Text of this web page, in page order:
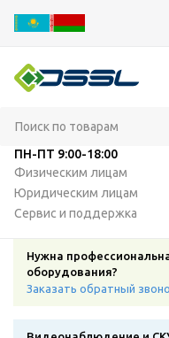
ПН-ПТ 9:00-18:00
Физическим лицам
Юридическим лицам
Сервис и поддержка
Нужна
оборудования?
Заказать обратный